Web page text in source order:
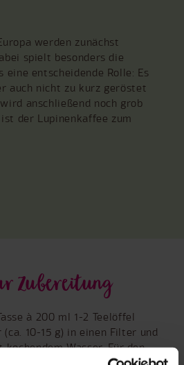
werden zunächst
spielt besonders die
eine entscheidende Rolle: Es
auch nicht zu kurz geröstet
anschließend noch grob
der Lupinenkaffee zum
Zubereitung
à 200 ml 1-2 Teelöffel
10-15 g) in einen Filter und
Wasser. Für den